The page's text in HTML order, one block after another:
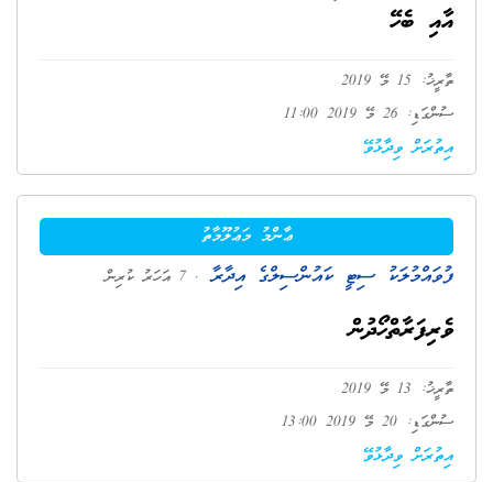
އާއި ބެހޭ
ތާރީޚު: 15 މޭ 2019
ސުންގަޑި: 26 މޭ 2019 11:00
އިތުރަށް ވިދާޅުވޭ
ޢާންމު މަޢުލޫމާތު
ފުވައްމުލަކު ސިޓީ ކައުންސިލްގެ އިދާރާ . 7 އަހަރު ކުރިން
ވެރިފަރާތްހޯދުން
ތާރީޚު: 13 މޭ 2019
ސުންގަޑި: 20 މޭ 2019 13:00
އިތުރަށް ވިދާޅުވޭ